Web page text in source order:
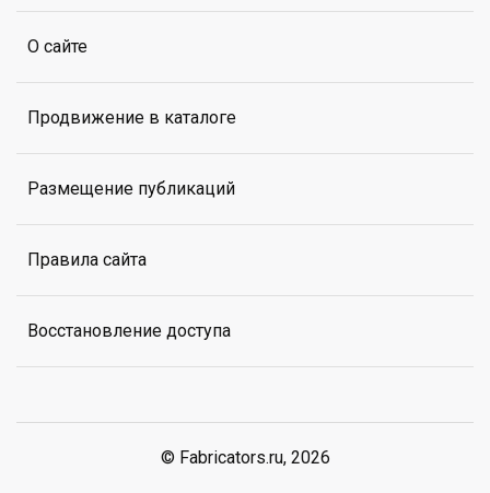
О сайте
Продвижение в каталоге
Размещение публикаций
Правила сайта
Восстановление доступа
© Fabricators.ru, 2026